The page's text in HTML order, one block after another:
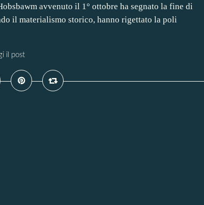
avvenuto il 1° ottobre ha segnato la fine di
il materialismo storico, hanno rigettato la poli
il post